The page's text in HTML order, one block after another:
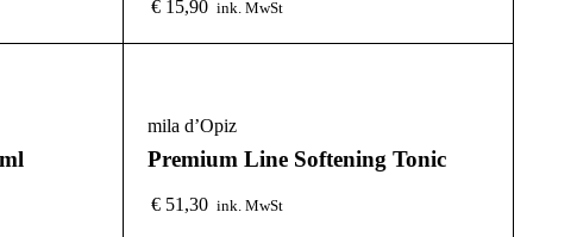
€ 15,90 ink. MwSt
mila d’Opiz
Premium Line Softening Tonic
€ 51,30 ink. MwSt